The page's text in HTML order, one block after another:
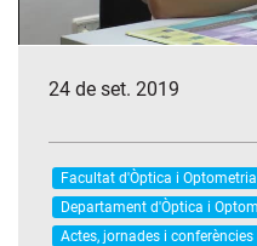
24 de set. 2019
Facultat d'Òptica i
Departament d'Òptica i
Actes, jornades i conferències